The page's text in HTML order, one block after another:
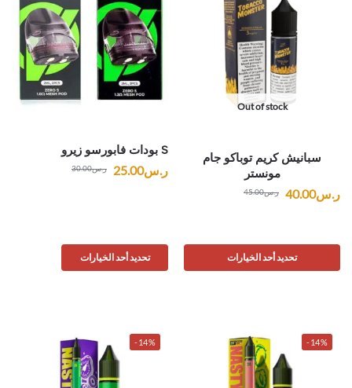
Out of stock
سبانيش كريم توباكو جام
مونستر
ر.س45.00 ر.س40.00
تحديد أحد الخيارات
S بودات فابورسو زيرو
ر.س30.00 ر.س25.00
تحديد أحد الخيارات
-14%
-14%